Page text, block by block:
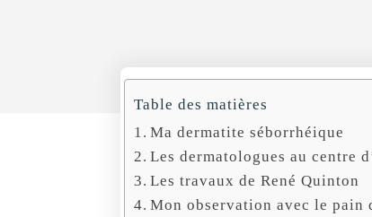
Table des matières
Ma dermatite séborrhéique
Les dermatologues au centre
Les travaux de René Quinton
Mon observation avec le pain